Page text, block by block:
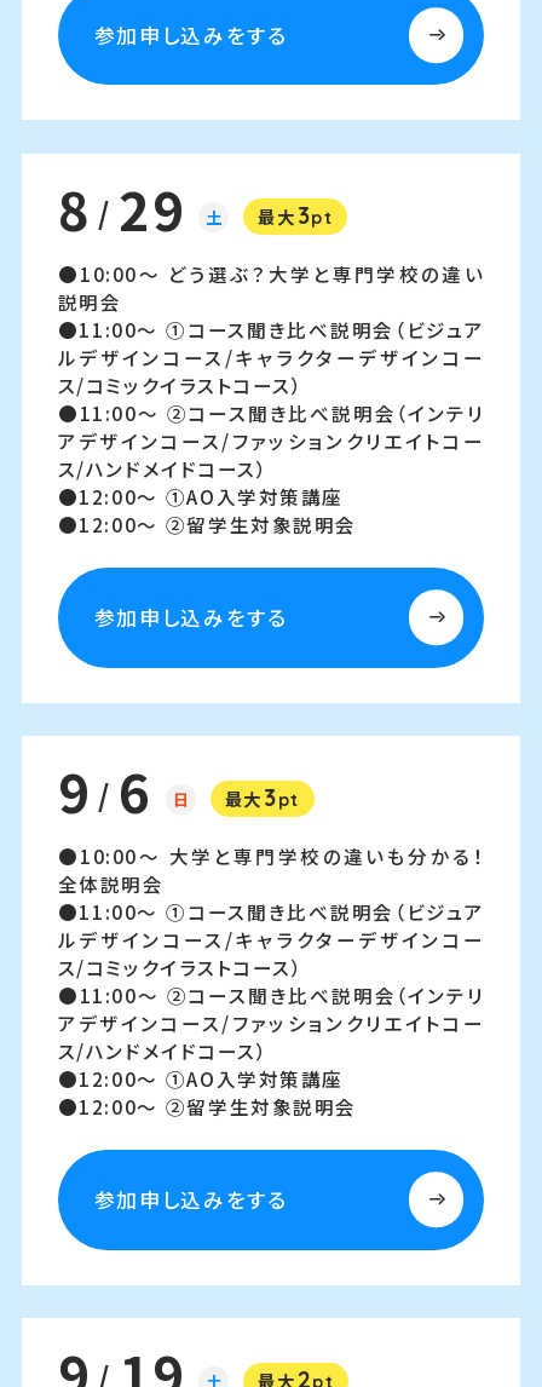
参加申し込みをする
8 / 29 土 最大 3pt
10:00～ どう選ぶ？大学と専門学校の違い
説明会
11:00～ ①コース聞き比べ説明会（ビジュア
ルデザインコース/キャラクターデザインコー
ス/コミックイラストコース）
11:00～ ②コース聞き比べ説明会（インテリ
アデザインコース/ファッションクリエイトコー
ス/ハンドメイドコース）
12:00～ ①AO入学対策講座
12:00～ ②留学生対象説明会
参加申し込みをする
9 / 6 日 最大 3pt
10:00～ 大学と専門学校の違いも分かる！
全体説明会
11:00～ ①コース聞き比べ説明会（ビジュア
ルデザインコース/キャラクターデザインコー
ス/コミックイラストコース）
11:00～ ②コース聞き比べ説明会（インテリ
アデザインコース/ファッションクリエイトコー
ス/ハンドメイドコース）
12:00～ ①AO入学対策講座
12:00～ ②留学生対象説明会
参加申し込みをする
/ 土 最大 2pt